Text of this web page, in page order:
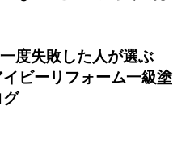
度失敗した人が選ぶ
ビーリフォーム一級塗
グ